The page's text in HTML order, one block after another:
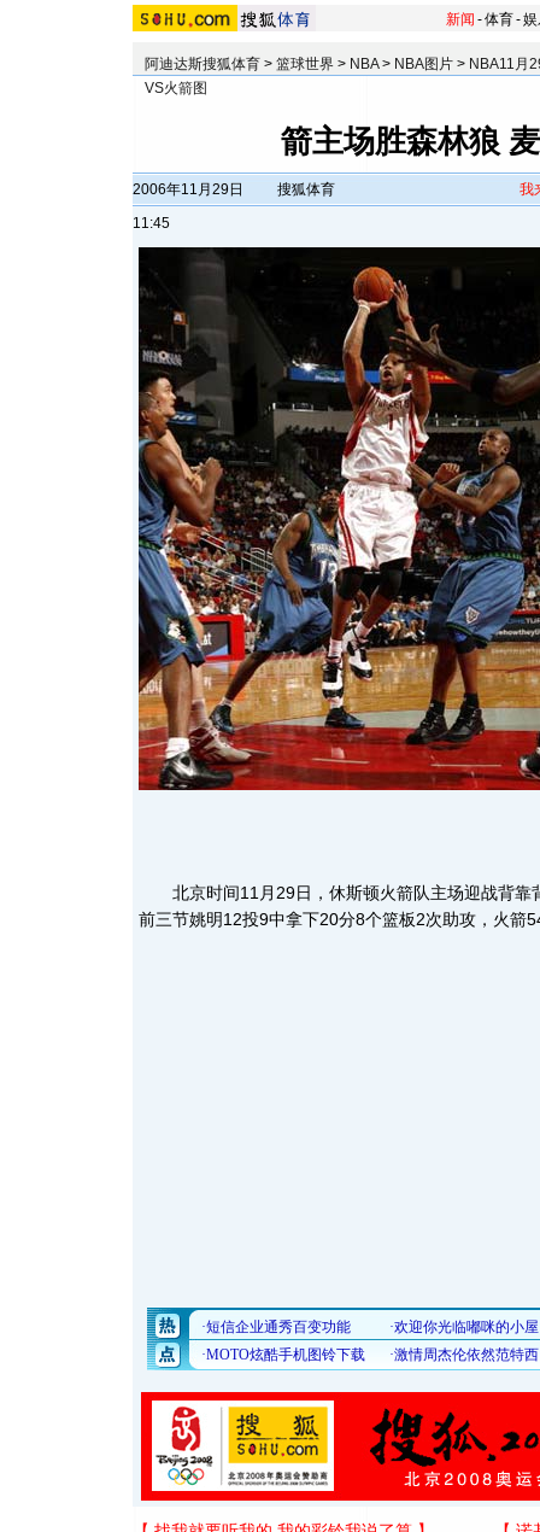
新闻 -体育-
阿迪达斯搜狐体育 > 篮球世界 > NBA> NBA图片 > NBA11月
VS火箭图
箭主场胜森林狼
2006年11月29日
11:45
搜狐体育 我
北京时间11月29日，休斯顿火箭队主场迎战背靠
前三节姚明12投9中拿下20分8个篮板2次助攻，火箭